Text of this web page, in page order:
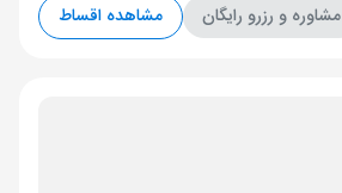
مشاوره و رزرو رایگان مشاهده اقساط